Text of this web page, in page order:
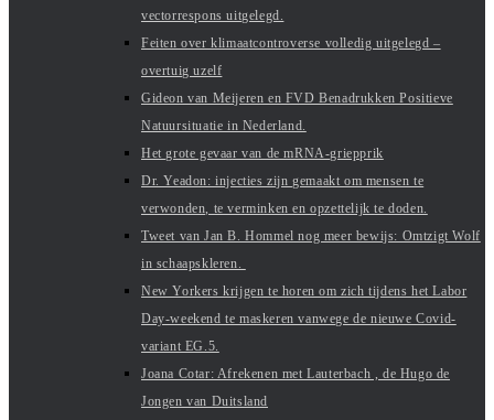
vectorrespons uitgelegd.
Feiten over klimaatcontroverse volledig uitgelegd –
overtuig uzelf
Gideon van Meijeren en FVD Benadrukken Positieve
Natuursituatie in Nederland.
Het grote gevaar van de mRNA-griepprik
Dr. Yeadon: injecties zijn gemaakt om mensen te
verwonden, te verminken en opzettelijk te doden.
Tweet van Jan B. Hommel nog meer bewijs: Omtzigt Wolf
in schaapskleren.
New Yorkers krijgen te horen om zich tijdens het Labor
Day-weekend te maskeren vanwege de nieuwe Covid-
variant EG.5.
Joana Cotar: Afrekenen met Lauterbach , de Hugo de
Jongen van Duitsland